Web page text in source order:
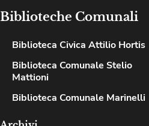
Biblioteche Comunali
Biblioteca Civica Attilio Hortis
Biblioteca Comunale Stelio
Mattioni
Biblioteca Comunale Marinelli